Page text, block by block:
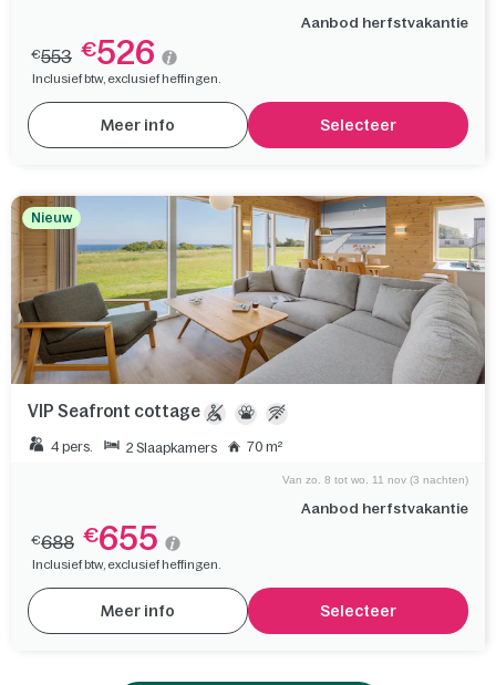
Aanbod herfstvakantie
€553 €526
Inclusief btw, exclusief heffingen.
Meer info Selecteer
Nieuw
VIP Seafront cottage
4 pers. 2 Slaapkamers 70 m²
Aanbod herfstvakantie
Van zo. 8 tot wo. 11 nov (3 nachten)
€688 €655
Inclusief btw, exclusief heffingen.
Meer info Selecteer